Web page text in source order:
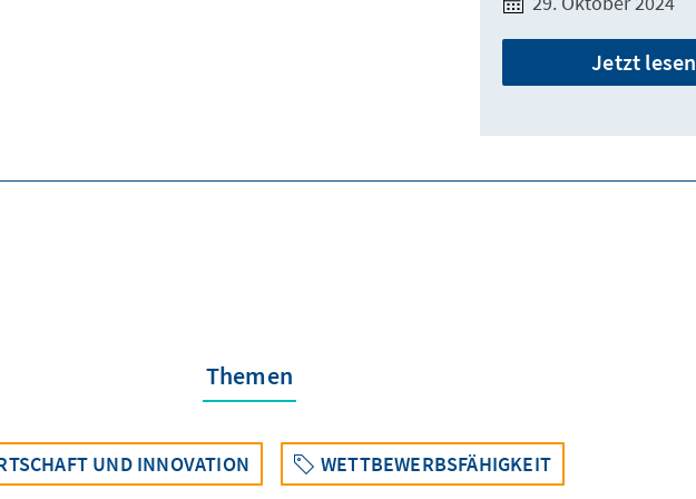
Jetzt lesen
Themen
UND INNOVATION WETTBEWERBSFÄHIGKEIT